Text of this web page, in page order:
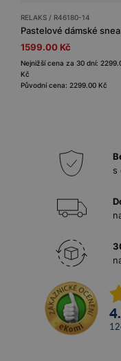
RELAKS / R46180-14
1599.00 Kč
Nejnižší cena za 30 dní:
Kč
Původní cena: 2299.00 Kč
s